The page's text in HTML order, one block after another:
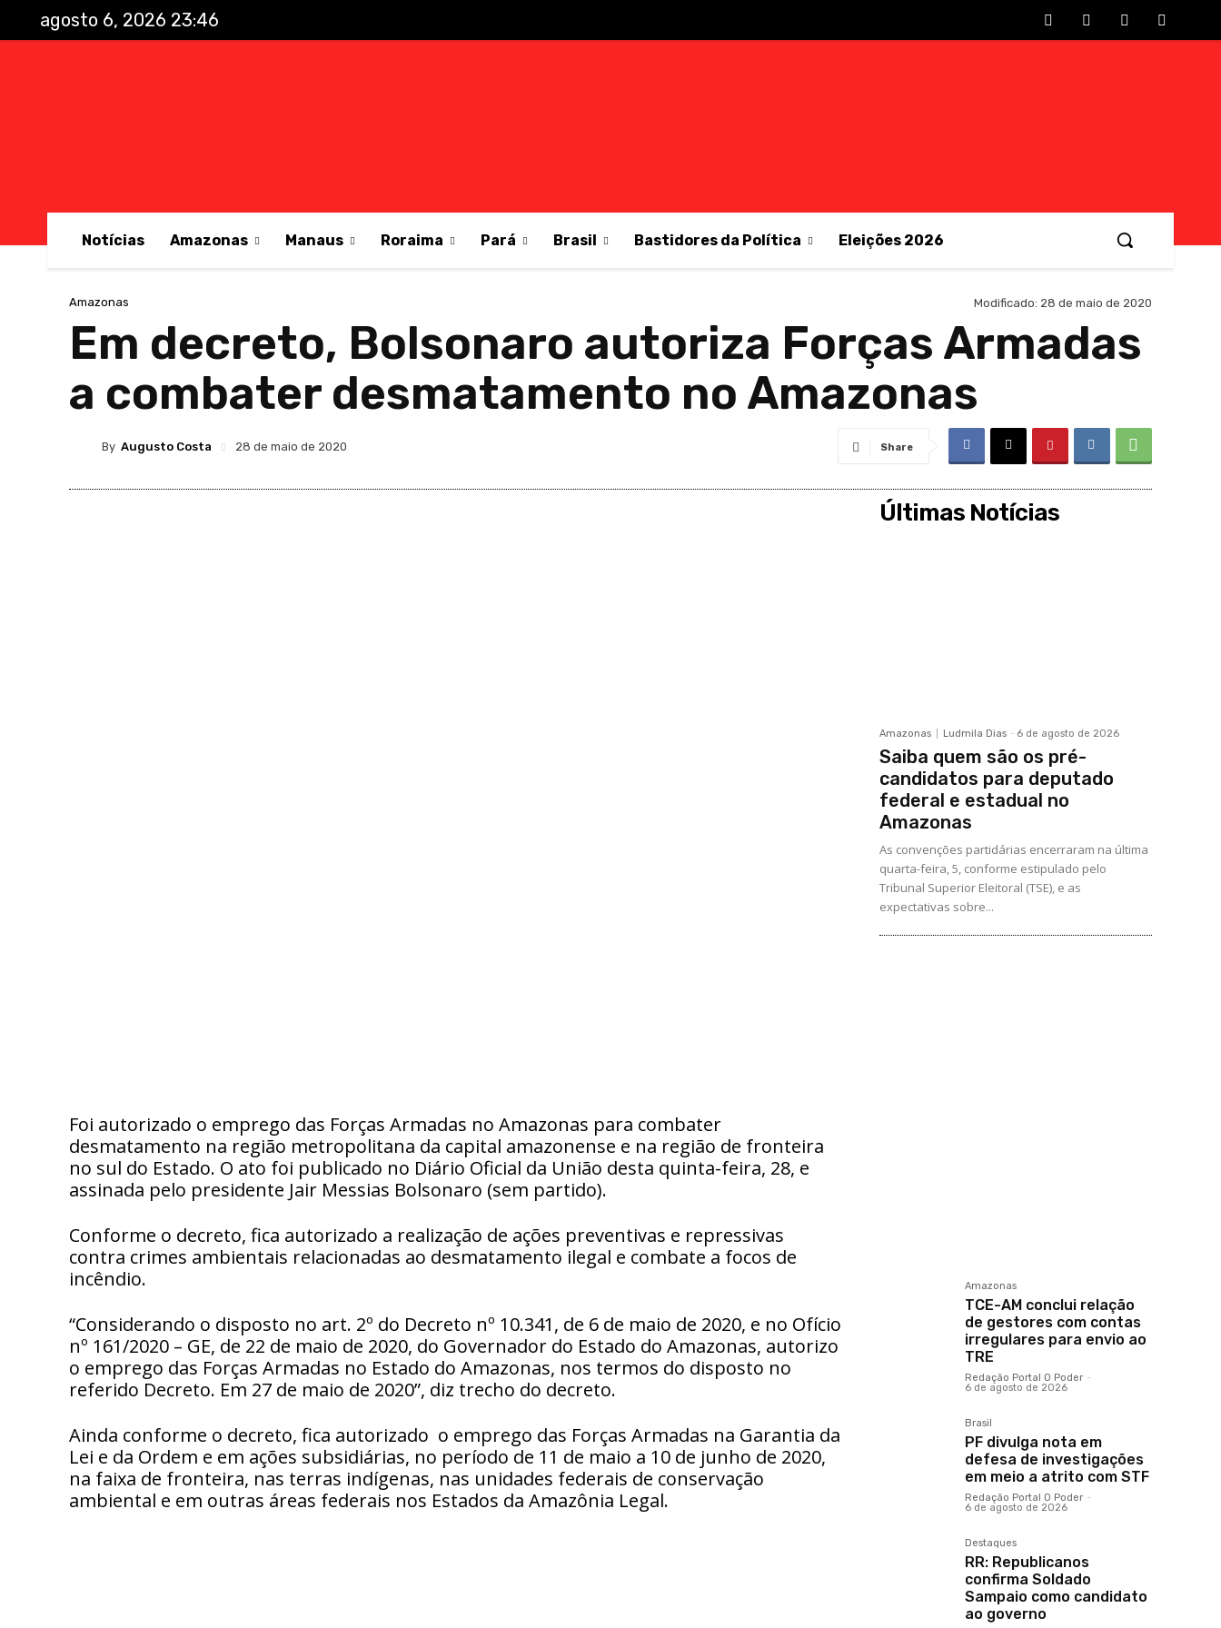
agosto 6, 2026 23:46
Notícias Amazonas Manaus Roraima Pará Brasil Bastidores da Política Eleições 2026
Amazonas Modificado: 28 de maio de 2020
Em decreto, Bolsonaro autoriza Forças Armadas
a combater desmatamento no Amazonas
By Augusto Costa 28 de maio de 2020 Share
Foi autorizado o emprego das Forças Armadas no Amazonas para combater
desmatamento na região metropolitana da capital amazonense e na região de fronteira
no sul do Estado. O ato foi publicado no Diário Oficial da União desta quinta-feira, 28, e
assinada pelo presidente Jair Messias Bolsonaro (sem partido).
Conforme o decreto, fica autorizado a realização de ações preventivas e repressivas
contra crimes ambientais relacionadas ao desmatamento ilegal e combate a focos de
incêndio.
“Considerando o disposto no art. 2º do Decreto nº 10.341, de 6 de maio de 2020, e no Ofício
nº 161/2020 – GE, de 22 de maio de 2020, do Governador do Estado do Amazonas, autorizo
o emprego das Forças Armadas no Estado do Amazonas, nos termos do disposto no
referido Decreto. Em 27 de maio de 2020”, diz trecho do decreto.
Ainda conforme o decreto, fica autorizado o emprego das Forças Armadas na Garantia da
Lei e da Ordem e em ações subsidiárias, no período de 11 de maio a 10 de junho de 2020,
na faixa de fronteira, nas terras indígenas, nas unidades federais de conservação
ambiental e em outras áreas federais nos Estados da Amazônia Legal.
Últimas Notícias
Amazonas Ludmila Dias - 6 de agosto de 2026
Saiba quem são os pré-
candidatos para deputado
federal e estadual no
Amazonas
As convenções partidárias encerraram na última
quarta-feira, 5, conforme estipulado pelo
Tribunal Superior Eleitoral (TSE), e as
expectativas sobre...
Amazonas
TCE-AM conclui relação
de gestores com contas
irregulares para envio ao
TRE
Redação Portal O Poder -
6 de agosto de 2026
Brasil
PF divulga nota em
defesa de investigações
em meio a atrito com STF
Redação Portal O Poder -
6 de agosto de 2026
Destaques
RR: Republicanos
confirma Soldado
Sampaio como candidato
ao governo